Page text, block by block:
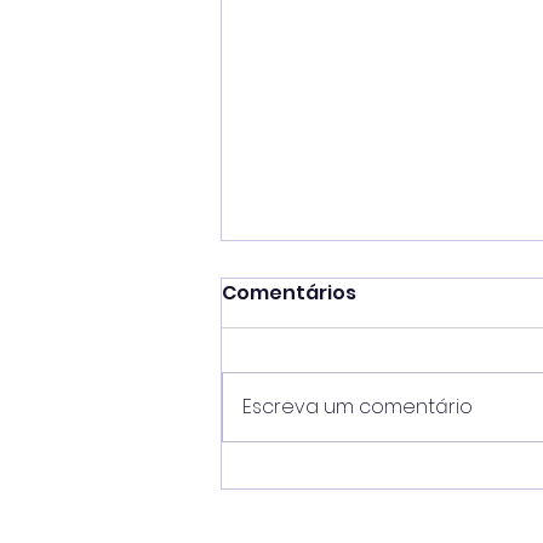
Ubatuba registra 405
Comentários
Escreva um comentário